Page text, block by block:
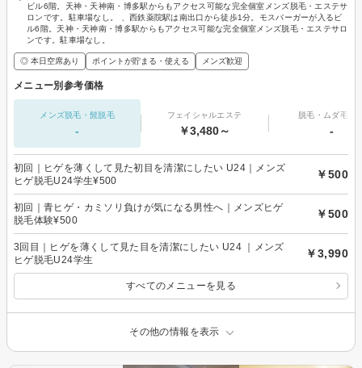
ビル6階。天神・天神南・博多駅からもアクセス可能な完全個室メンズ脱毛・エステサ
ロンです。駐車場なし。 、西鉄薬院駅は南出口から徒歩1分。モスバーガーが入るビ
ル6階。天神・天神南・博多駅からもアクセス可能な完全個室メンズ脱毛・エステサロ
ンです。駐車場なし。
◎ 本日空席あり ポイントが貯まる・使える メンズ歓迎
メニュー別参考価格
メンズ脱毛・髭脱毛
-
フェイシャルエステ
￥3,480～
脱毛・ムダ毛処
-
初回｜ヒゲを薄くして見た初目を清潔にしたい U24｜メンズ
ヒゲ脱毛U24学生¥500
￥500
初回｜青ヒゲ・カミソリ負けが気になる男性へ｜メンズヒゲ
脱毛体験¥500
￥500
3回目｜ヒゲを薄くして見た目を清潔にしたい U24 ｜メンズ
ヒゲ脱毛U24学生
￥3,990
すべてのメニューを見る
その他の情報を表示